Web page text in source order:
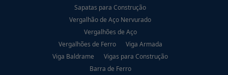
Sapatas para Construção
Vergalhão de Aço Nervurado
Vergalhões de Aço
Vergalhões de Ferro
Viga Armada
Viga Baldrame
Vigas para Construção
Barra de Ferro